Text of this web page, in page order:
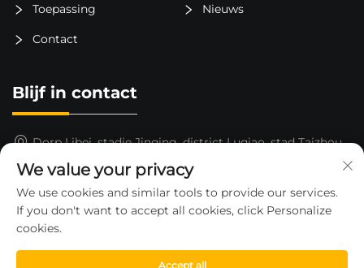
Toepassing Nieuws
Contact
Blijf in contact
Dorp Libei, stadje Jinqing, district Luqiao, stad Taizhou,
15325652000
[email protected]
We value your privacy
We use cookies and similar tools to provide our services.
If you don't want to accept all cookies, click Personalize
cookies.
Accept all